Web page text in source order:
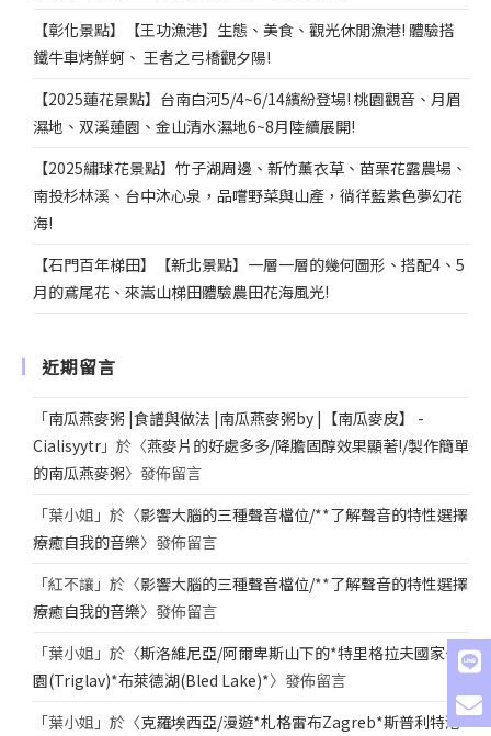
【彰化景點】【王功漁港】生態、美食、觀光休閒漁港! 體驗搭
鐵牛車烤鮮蚵、 王者之弓橋觀夕陽!
【2025蓮花景點】台南白河5/4~6/14繽紛登場! 桃園觀音、月眉
濕地、双溪蓮園、金山清水濕地6~8月陸續展開!
【2025繡球花景點】竹子湖周邊、新竹薰衣草、苗栗花露農場、
南投杉林溪、台中沐心泉，品嚐野菜與山產，徜徉藍紫色夢幻花
海!
【石門百年梯田】【新北景點】一層一層的幾何圖形、搭配4、5
月的鳶尾花、來嵩山梯田體驗農田花海風光!
近期留言
「南瓜燕麥粥 |食譜與做法 |南瓜燕麥粥by |【南瓜麥皮】 -
Cialisyytr 」於〈燕麥片的好處多多/降膽固醇效果顯著!/製作簡單
的南瓜燕麥粥〉發佈留言
「葉小姐 」於〈影響大腦的三種聲音檔位/**了解聲音的特性選擇
療癒自我的音樂〉發佈留言
「紅不讓 」於〈影響大腦的三種聲音檔位/**了解聲音的特性選擇
療癒自我的音樂〉發佈留言
「葉小姐 」於〈斯洛維尼亞/阿爾卑斯山下的*特里格拉夫國家公
園(Triglav)*布萊德湖(Bled Lake)*〉發佈留言
「葉小姐 」於〈克羅埃西亞/漫遊*札格雷布Zagreb*斯普利特港